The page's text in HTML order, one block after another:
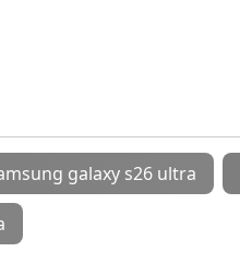
galaxy s26 ultra